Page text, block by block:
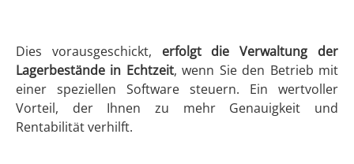
Dies vorausgeschickt, erfolgt die Verwaltung der
Lagerbestände in Echtzeit, wenn Sie den Betrieb mit
einer speziellen Software steuern. Ein wertvoller
Vorteil, der Ihnen zu mehr Genauigkeit und
Rentabilität verhilft.